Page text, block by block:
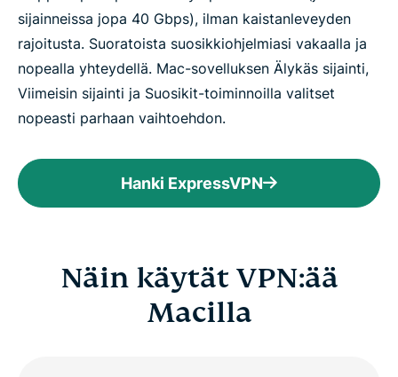
sijainneissa jopa 40 Gbps), ilman kaistanleveyden
rajoitusta. Suoratoista suosikkiohjelmiasi vakaalla ja
nopealla yhteydellä. Mac-sovelluksen Älykäs sijainti,
Viimeisin sijainti ja Suosikit-toiminnoilla valitset
nopeasti parhaan vaihtoehdon.
Hanki ExpressVPN
Näin käytät VPN:ää
Macilla